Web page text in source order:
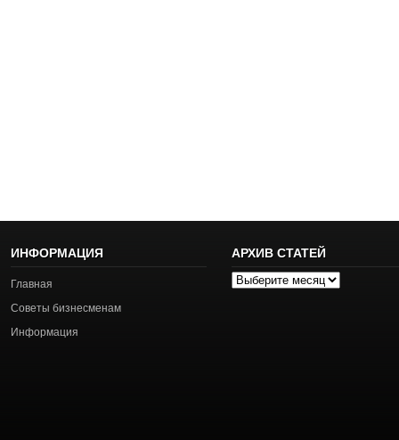
ИНФОРМАЦИЯ
Главная
Советы бизнесменам
Информация
АРХИВ СТАТЕЙ
Архив